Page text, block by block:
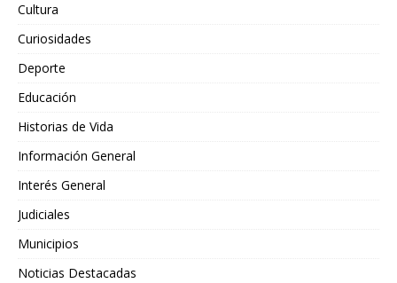
Cultura
Curiosidades
Deporte
Educación
Historias de Vida
Información General
Interés General
Judiciales
Municipios
Noticias Destacadas